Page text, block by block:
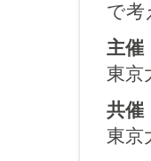
で考
主催
東京
共催
東京